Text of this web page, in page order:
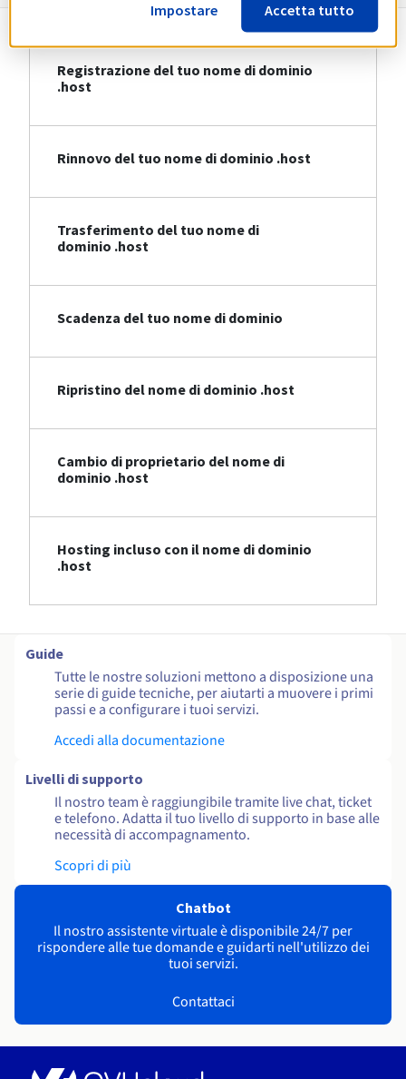
Registrazione del tuo nome di dominio
.host
Rinnovo del tuo nome di dominio .host
Trasferimento del tuo nome di
dominio .host
Scadenza del tuo nome di dominio
Ripristino del nome di dominio .host
Cambio di proprietario del nome di
dominio .host
Hosting incluso con il nome di dominio
.host
Guide
Tutte le nostre soluzioni mettono a disposizione una
serie di guide tecniche, per aiutarti a muovere i primi
passi e a configurare i tuoi servizi.
Accedi alla documentazione
Livelli di supporto
Il nostro team è raggiungibile tramite live chat, ticket
e telefono. Adatta il tuo livello di supporto in base alle
necessità di accompagnamento.
Scopri di più
Chatbot
Il nostro assistente virtuale è disponibile 24/7 per
rispondere alle tue domande e guidarti nell'utilizzo dei
tuoi servizi.
Contattaci
Impostare Accetta tutto